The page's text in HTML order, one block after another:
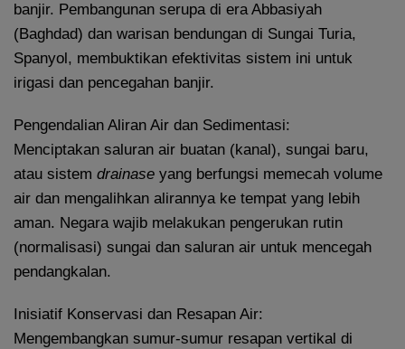
banjir. Pembangunan serupa di era Abbasiyah
(Baghdad) dan warisan bendungan di Sungai Turia,
Spanyol, membuktikan efektivitas sistem ini untuk
irigasi dan pencegahan banjir.
Pengendalian Aliran Air dan Sedimentasi:
Menciptakan saluran air buatan (kanal), sungai baru,
atau sistem drainase yang berfungsi memecah volume
air dan mengalihkan alirannya ke tempat yang lebih
aman. Negara wajib melakukan pengerukan rutin
(normalisasi) sungai dan saluran air untuk mencegah
pendangkalan.
Inisiatif Konservasi dan Resapan Air:
Mengembangkan sumur-sumur resapan vertikal di